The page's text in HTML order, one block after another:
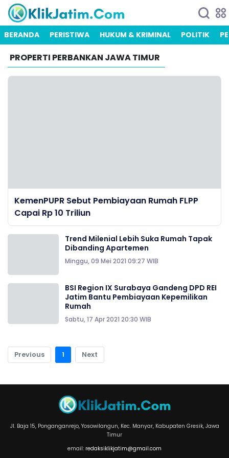
BERANDA PERISTIWA HUKUM & KRIMINAL POLITIK
PROPERTI PERBANKAN JAWA TIMUR
KemenPUPR Sebut Pembiayaan Rumah FLPP
Capai Rp 10 Triliun
Trend Milenial Lebih Suka Rumah Tapak
Dibanding Apartemen
Minggu, 09 Mei 2021 09:27 WIB
BSI Region IX Surabaya Gandeng DPD REI
Jatim Bantu Pembiayaan Kepemilikan
Rumah
Sabtu, 17 Apr 2021 20:30 WIB
Previous 1 Next
Jl. Baja 15, Ponganganrejo, Yosowilangun, Kec. Manyar, Kabupaten Gresik, Jawa
Timur
email: redaksiklikjatim@gmail.com